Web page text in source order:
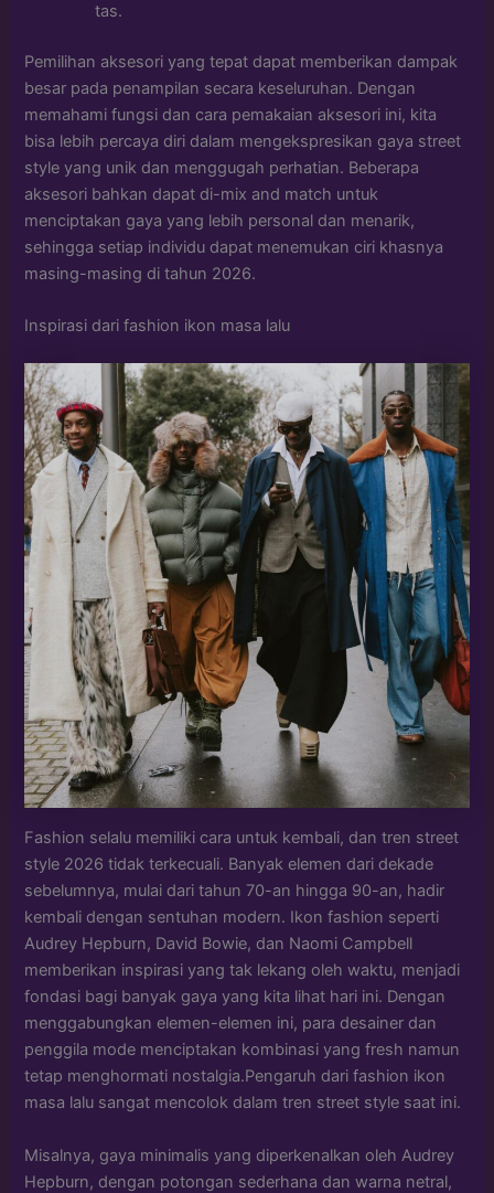
tas.
Pemilihan aksesori yang tepat dapat memberikan dampak
besar pada penampilan secara keseluruhan. Dengan
memahami fungsi dan cara pemakaian aksesori ini, kita
bisa lebih percaya diri dalam mengekspresikan gaya street
style yang unik dan menggugah perhatian. Beberapa
aksesori bahkan dapat di-mix and match untuk
menciptakan gaya yang lebih personal dan menarik,
sehingga setiap individu dapat menemukan ciri khasnya
masing-masing di tahun 2026.
Inspirasi dari fashion ikon masa lalu
Fashion selalu memiliki cara untuk kembali, dan tren street
style 2026 tidak terkecuali. Banyak elemen dari dekade
sebelumnya, mulai dari tahun 70-an hingga 90-an, hadir
kembali dengan sentuhan modern. Ikon fashion seperti
Audrey Hepburn, David Bowie, dan Naomi Campbell
memberikan inspirasi yang tak lekang oleh waktu, menjadi
fondasi bagi banyak gaya yang kita lihat hari ini. Dengan
menggabungkan elemen-elemen ini, para desainer dan
penggila mode menciptakan kombinasi yang fresh namun
tetap menghormati nostalgia.Pengaruh dari fashion ikon
masa lalu sangat mencolok dalam tren street style saat ini.
Misalnya, gaya minimalis yang diperkenalkan oleh Audrey
Hepburn, dengan potongan sederhana dan warna netral,